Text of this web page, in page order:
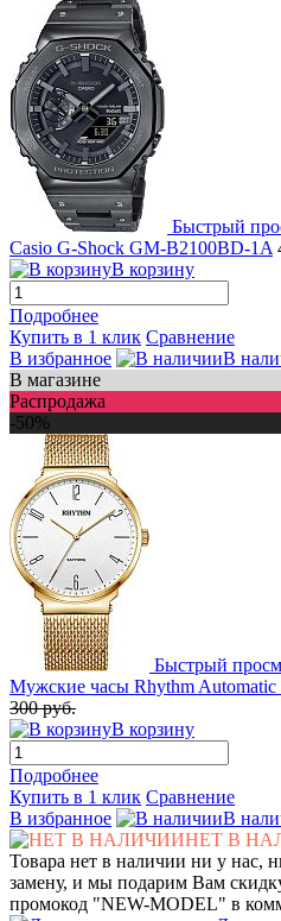
Быстрый
Casio G-Shock GM-B2100BD-1A
В корзину
Подробнее
Купить в 1 клик Сравнение
В избранное
В
В магазине
Распродажа
-50%
Быстрый
Мужские часы Rhythm Automatic
300 руб.
В корзину
Подробнее
Купить в 1 клик Сравнение
В избранное
В
НЕТ В
Товара нет в наличии ни у нас,
замену, и мы подарим Вам
промокод "NEW-MODEL" в